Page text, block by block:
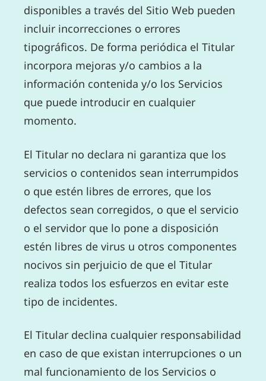
disponibles a través del Sitio Web pueden
incluir incorrecciones o errores
tipográficos. De forma periódica el Titular
incorpora mejoras y/o cambios a la
información contenida y/o los Servicios
que puede introducir en cualquier
momento.
El Titular no declara ni garantiza que los
servicios o contenidos sean interrumpidos
o que estén libres de errores, que los
defectos sean corregidos, o que el servicio
o el servidor que lo pone a disposición
estén libres de virus u otros componentes
nocivos sin perjuicio de que el Titular
realiza todos los esfuerzos en evitar este
tipo de incidentes.
El Titular declina cualquier responsabilidad
en caso de que existan interrupciones o un
mal funcionamiento de los Servicios o